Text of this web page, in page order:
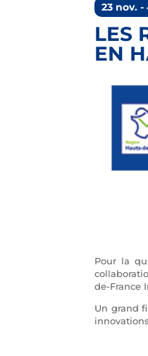
23 nov. -
LES
EN
Pour la
de-France
Un grand